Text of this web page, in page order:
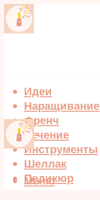
Идеи
Наращивание
Френч
Лечение
Инструменты
Шеллак
Педикюр
Меню